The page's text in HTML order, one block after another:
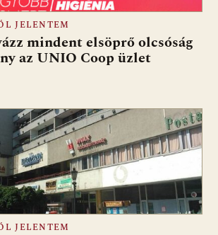
JELENTEM
mindent elsöprő olcsóság
az UNIO Coop üzlet
JELENTEM